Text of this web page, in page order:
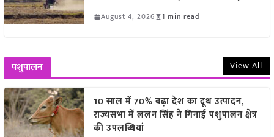
August 4, 2026 1 min read
पशुपालन View All
10 साल में 70% बढ़ा देश का दूध उत्पादन,
राज्यसभा में ललन सिंह ने गिनाईं पशुपालन क्षेत्र
की उपलब्धियां